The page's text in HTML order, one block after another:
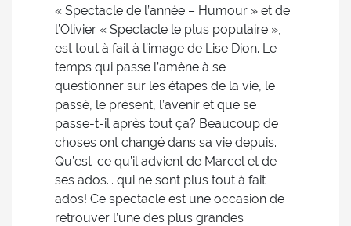
« Spectacle de l’année – Humour » et de
l’Olivier « Spectacle le plus populaire »,
est tout à fait à l’image de Lise Dion. Le
temps qui passe l’amène à se
questionner sur les étapes de la vie, le
passé, le présent, l’avenir et que se
passe-t-il après tout ça? Beaucoup de
choses ont changé dans sa vie depuis.
Qu’est-ce qu’il advient de Marcel et de
ses ados... qui ne sont plus tout à fait
ados! Ce spectacle est une occasion de
retrouver l’une des plus grandes